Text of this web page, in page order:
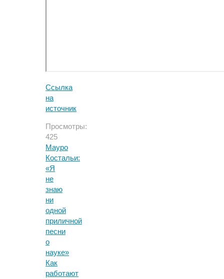
Ссылка
на
источник
Просмотры:
425
Мауро
Костальи:
«Я
не
знаю
ни
одной
приличной
песни
о
науке»
Как
работают